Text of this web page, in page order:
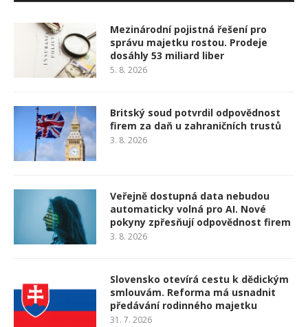
Mezinárodní pojistná řešení pro
správu majetku rostou. Prodeje
dosáhly 53 miliard liber
5. 8. 2026
Britský soud potvrdil odpovědnost
firem za daň u zahraničních trustů
3. 8. 2026
Veřejně dostupná data nebudou
automaticky volná pro AI. Nové
pokyny zpřesňují odpovědnost firem
3. 8. 2026
Slovensko otevírá cestu k dědickým
smlouvám. Reforma má usnadnit
předávání rodinného majetku
31. 7. 2026